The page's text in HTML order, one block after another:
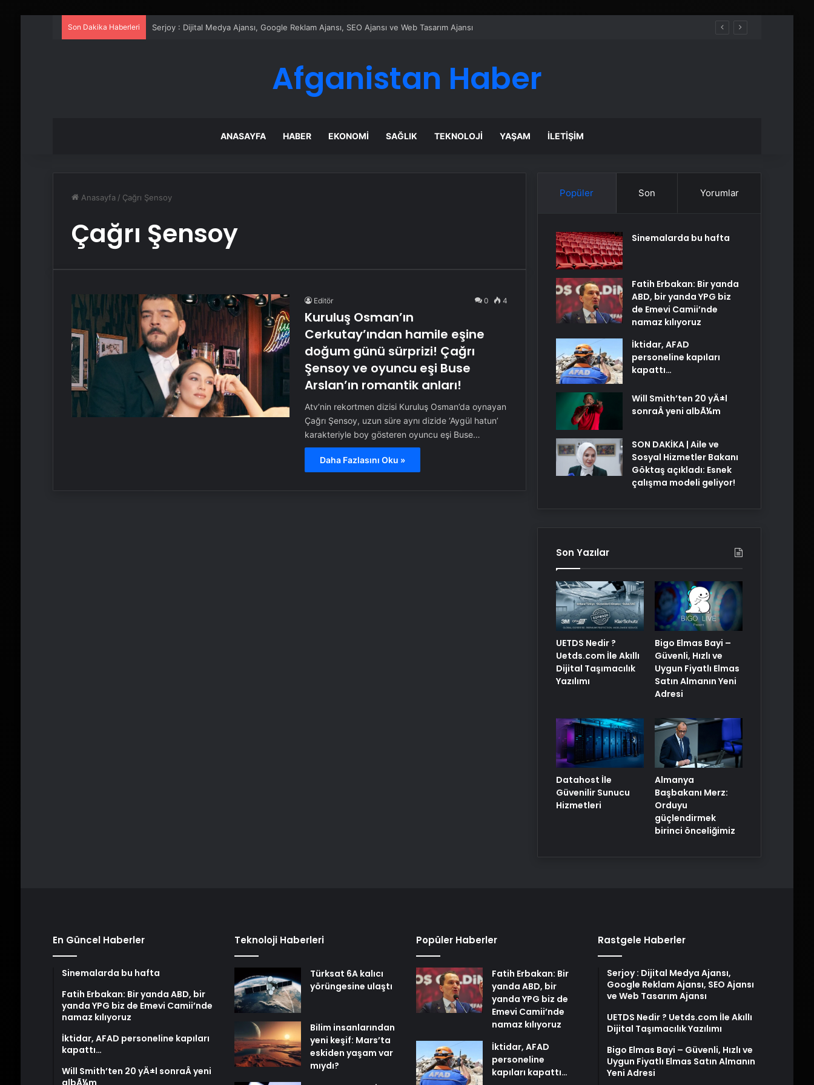
Son Dakika Haberleri Serjoy : Dijital Medya Ajansı, Google Reklam Ajansı, SEO Ajansı ve Web Tasarım Ajansı
Afganistan Haber
ANASAYFA HABER EKONOMI SAĞLIK TEKNOLOJI YAŞAM İLETIŞIM
Anasayfa / Çağrı Şensoy
Çağrı Şensoy
Editör 0 4
Kuruluş Osman’ın
Cerkutay’ından hamile eşine
doğum günü sürprizi! Çağrı
Şensoy ve oyuncu eşi Buse
Arslan’ın romantik anları!
Atv’nin rekortmen dizisi Kuruluş Osman’da oynayan
Çağrı Şensoy, uzun süre aynı dizide ‘Aygül hatun’
karakteriyle boy gösteren oyuncu eşi Buse…
Daha Fazlasını Oku »
Popüler Son Yorumlar
Sinemalarda bu hafta
Fatih Erbakan: Bir yanda
ABD, bir yanda YPG biz
de Emevi Camii’nde
namaz kılıyoruz
İktidar, AFAD
personeline kapıları
kapattı…
Will Smith’ten 20 yÄ±l
sonraÂ yeni albÃ¼m
SON DAKİKA | Aile ve
Sosyal Hizmetler Bakanı
Göktaş açıkladı: Esnek
çalışma modeli geliyor!
Son Yazılar
UETDS Nedir ?
Uetds.com İle Akıllı
Dijital Taşımacılık
Yazılımı
Bigo Elmas Bayi –
Güvenli, Hızlı ve
Uygun Fiyatlı Elmas
Satın Almanın Yeni
Adresi
Datahost İle
Güvenilir Sunucu
Hizmetleri
Almanya
Başbakanı Merz:
Orduyu
güçlendirmek
birinci önceliğimiz
En Güncel Haberler
Sinemalarda bu hafta
Fatih Erbakan: Bir yanda ABD, bir
yanda YPG biz de Emevi Camii’nde
namaz kılıyoruz
İktidar, AFAD personeline kapıları
kapattı…
Will Smith’ten 20 yÄ±l sonraÂ yeni
albÃ¼m
Teknoloji Haberleri
Türksat 6A kalıcı
yörüngesine ulaştı
Bilim insanlarından
yeni keşif: Mars’ta
eskiden yaşam var
mıydı?
Popüler Haberler
Fatih Erbakan: Bir
yanda ABD, bir
yanda YPG biz de
Emevi Camii’nde
namaz kılıyoruz
İktidar, AFAD
personeline
kapıları kapattı…
Rastgele Haberler
Serjoy : Dijital Medya Ajansı,
Google Reklam Ajansı, SEO Ajansı
ve Web Tasarım Ajansı
UETDS Nedir ? Uetds.com İle Akıllı
Dijital Taşımacılık Yazılımı
Bigo Elmas Bayi – Güvenli, Hızlı ve
Uygun Fiyatlı Elmas Satın Almanın
Yeni Adresi